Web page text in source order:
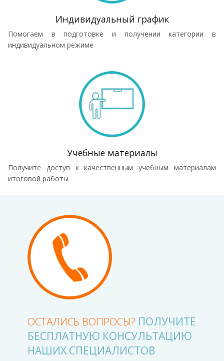
Индивидуальный график
Помогаем в подготовке и получении категории в
индивидуальном режиме
Учебные материалы
Получите доступ к качественным учебным материалам
итоговой работы
ОСТАЛИСЬ ВОПРОСЫ? ПОЛУЧИТЕ
БЕСПЛАТНУЮ КОНСУЛЬТАЦИЮ
НАШИХ СПЕЦИАЛИСТОВ